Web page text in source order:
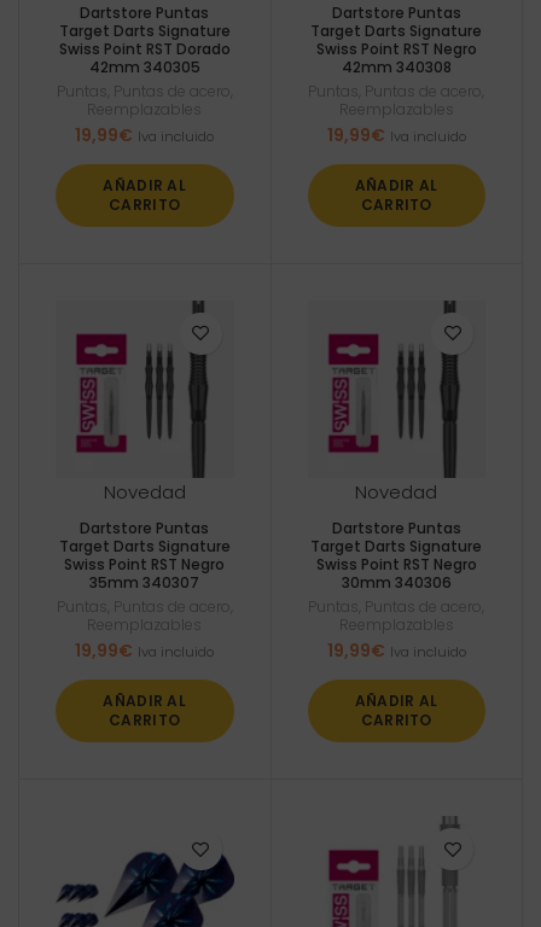
Dartstore Puntas
Target Darts Signature
Swiss Point RST Dorado
42mm 340305
Puntas Puntas de acero
Reemplazables
19,99€ Iva incluido
AÑADIR AL
CARRITO
Dartstore Puntas
Target Darts Signature
Swiss Point RST Negro
42mm 340308
Puntas Puntas de acero
Reemplazables
19,99€ Iva incluido
AÑADIR AL
CARRITO
Novedad
Dartstore Puntas
Target Darts Signature
Swiss Point RST Negro
35mm 340307
Puntas Puntas de acero
Reemplazables
19,99€ Iva incluido
AÑADIR AL
CARRITO
Novedad
Dartstore Puntas
Target Darts Signature
Swiss Point RST Negro
30mm 340306
Puntas Puntas de acero
Reemplazables
19,99€ Iva incluido
AÑADIR AL
CARRITO